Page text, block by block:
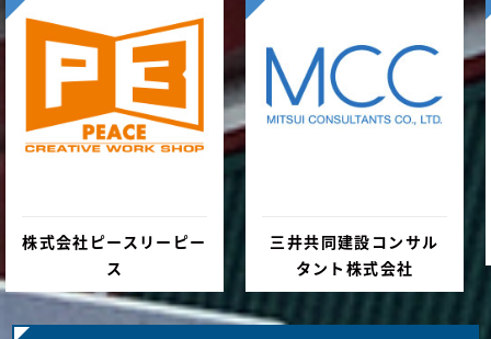
株式会社ピースリーピー
ス
三井共同建設コンサル
タント株式会社